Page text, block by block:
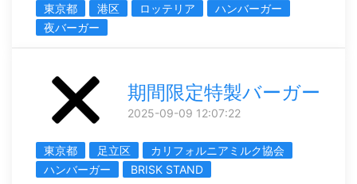
東京都
港区 ロッテリア
ハンバーガー
夜バーガー
期間限定特製バーガー
2025-09-09 12:07:22
東京都 足立区
カリフォルニアミルク協会
ハンバーガー
BRISK STAND